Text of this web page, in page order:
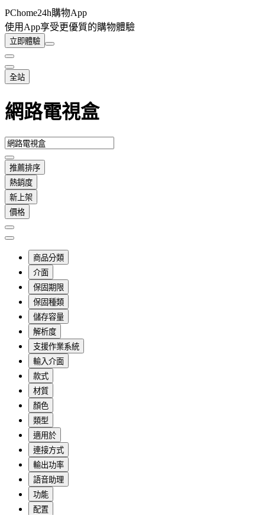
PChome24h購物App
使用App享受更優質的購物體驗
立即體驗
全站
網路電視盒
推薦排序
熱銷度
新上架
價格
商品分類
介面
保固期限
保固種類
儲存容量
解析度
支援作業系統
輸入介面
款式
材質
顏色
類型
適用於
連接方式
輸出功率
語音助理
功能
配置